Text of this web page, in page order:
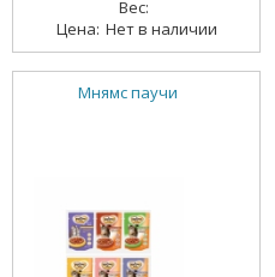
Нет в наличии
Мнямс паучи